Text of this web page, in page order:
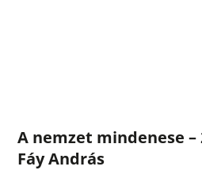
A nemzet mindenese
Fáy András